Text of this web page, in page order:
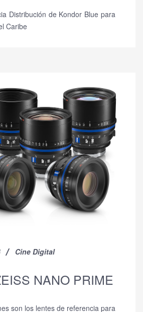
Distribución de Kondor Blue para
Caribe
Cine Digital
NANO PRIME
son los lentes de referencia para